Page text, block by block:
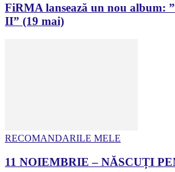
FiRMA lansează un nou album:
II” (19 mai)
RECOMANDARILE MELE
11 NOIEMBRIE – NĂSCUȚI